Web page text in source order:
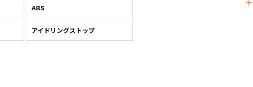
ABS
アイドリングストップ